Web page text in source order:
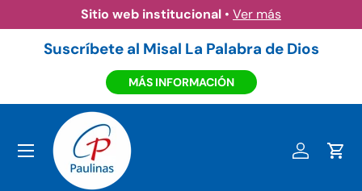
Ir al contenido
Sitio web institucional • Ver más
Suscríbete al Misal La Palabra de Dios
MÁS INFORMACIÓN
Iniciar
Menú